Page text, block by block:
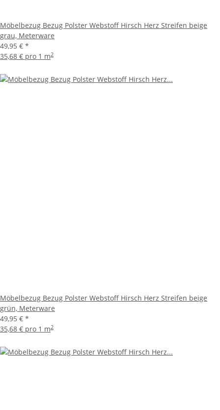
Möbelbezug Bezug Polster Webstoff Hirsch Herz Streifen beige
grau, Meterware
49,95 € *
35,68 € pro 1 m2
Möbelbezug Bezug Polster Webstoff Hirsch Herz Streifen beige
grün, Meterware
49,95 € *
35,68 € pro 1 m2